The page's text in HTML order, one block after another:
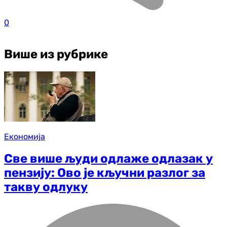
0
Више из рубрике
Економија
Све више људи одлаже одлазак у
пензију: Ово је кључни разлог за
такву одлуку